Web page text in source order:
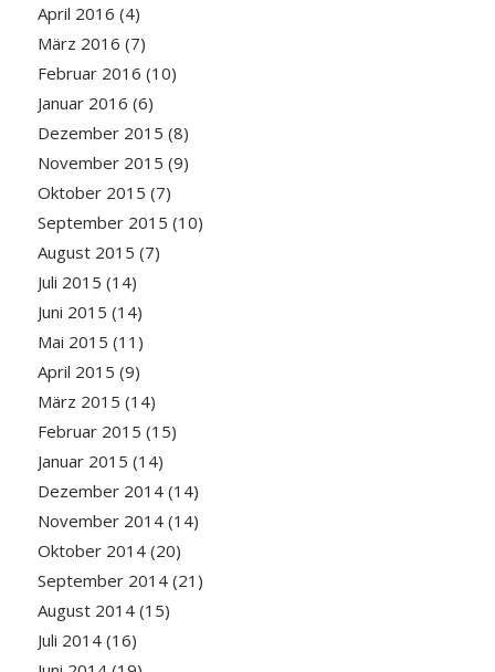
April 2016 (4)
März 2016 (7)
Februar 2016 (10)
Januar 2016 (6)
Dezember 2015 (8)
November 2015 (9)
Oktober 2015 (7)
September 2015 (10)
August 2015 (7)
Juli 2015 (14)
Juni 2015 (14)
Mai 2015 (11)
April 2015 (9)
März 2015 (14)
Februar 2015 (15)
Januar 2015 (14)
Dezember 2014(14)
November 2014(14)
Oktober 2014(20)
September 2014(21)
August 2014(15)
Juli 2014(16)